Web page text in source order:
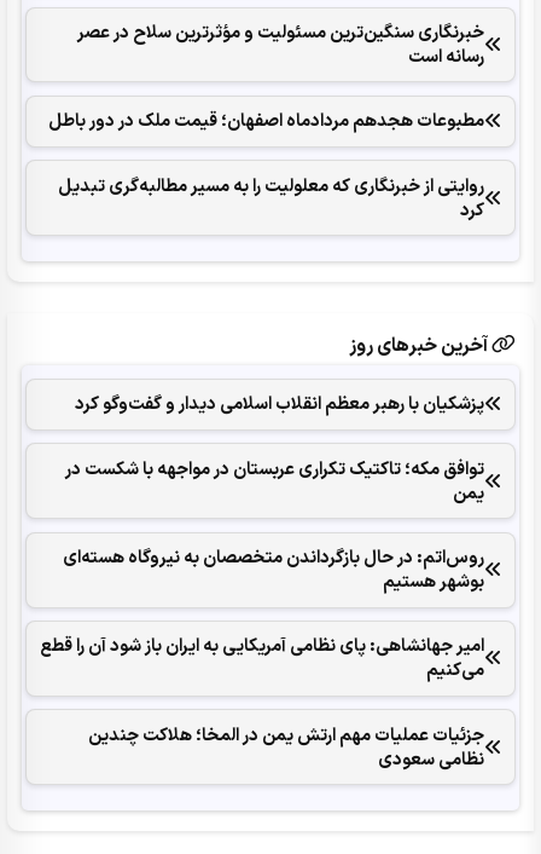
خبرنگاری سنگین‌ترین مسئولیت و مؤثرترین سلاح در عصر
رسانه است
مطبوعات هجدهم مردادماه اصفهان؛ قیمت ملک در دور باطل
روایتی از خبرنگاری که معلولیت را به مسیر مطالبه‌گری تبدیل
کرد
آخرین خبرهای روز
پزشکیان با رهبر معظم انقلاب اسلامی دیدار و گفت‌وگو کرد
توافق مکه؛ تاکتیک تکراری عربستان در مواجهه با شکست در
یمن
روس‌اتم: در حال بازگرداندن متخصصان به نیروگاه هسته‌ای
بوشهر هستیم
امیر جهانشاهی: پای نظامی آمریکایی به ایران باز شود آن را قطع
می‌کنیم
جزئیات عملیات مهم ارتش یمن در المخا؛ هلاکت چندین
نظامی سعودی